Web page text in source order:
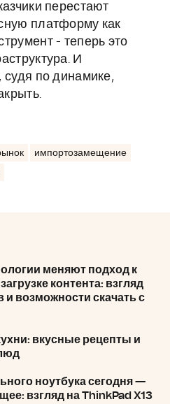
перестают
платформу как
- теперь это
И
судя по динамике,
импортозамещение
меняют подход к
контента: взгляд
и возможности скачать с
вкусные рецепты и
ноутбука сегодня —
взгляд на ThinkPad X13